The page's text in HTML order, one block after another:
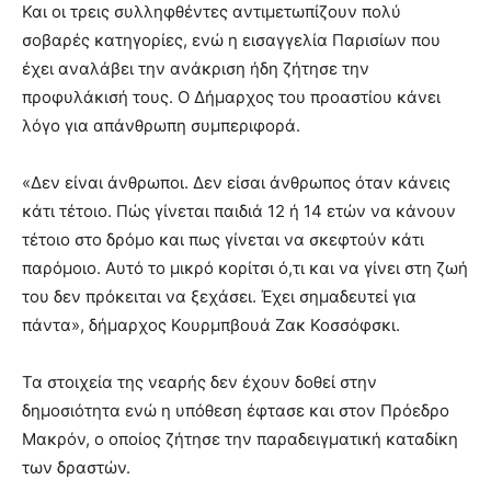
Και οι τρεις συλληφθέντες αντιμετωπίζουν πολύ
σοβαρές κατηγορίες, ενώ η εισαγγελία Παρισίων που
έχει αναλάβει την ανάκριση ήδη ζήτησε την
προφυλάκισή τους. Ο Δήμαρχος του προαστίου κάνει
λόγο για απάνθρωπη συμπεριφορά.
«Δεν είναι άνθρωποι. Δεν είσαι άνθρωπος όταν κάνεις
κάτι τέτοιο. Πώς γίνεται παιδιά 12 ή 14 ετών να κάνουν
τέτοιο στο δρόμο και πως γίνεται να σκεφτούν κάτι
παρόμοιο. Αυτό το μικρό κορίτσι ό,τι και να γίνει στη ζωή
του δεν πρόκειται να ξεχάσει. Έχει σημαδευτεί για
πάντα», δήμαρχος Κουρμπβουά Ζακ Κοσσόφσκι.
Τα στοιχεία της νεαρής δεν έχουν δοθεί στην
δημοσιότητα ενώ η υπόθεση έφτασε και στον Πρόεδρο
Μακρόν, ο οποίος ζήτησε την παραδειγματική καταδίκη
των δραστών.